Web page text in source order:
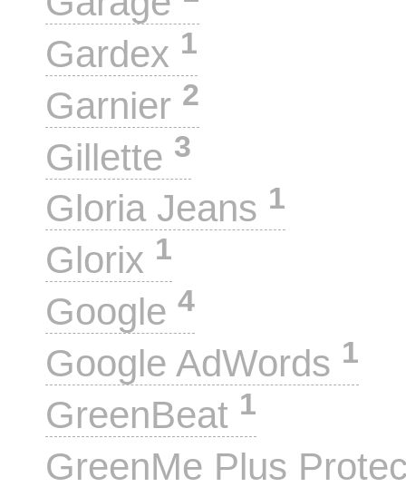
Gardex 1
Garnier 2
Gillette 3
Gloria Jeans 1
Glorix 1
Google 4
Google AdWords 1
GreenBeat 1
GreenMe Plus